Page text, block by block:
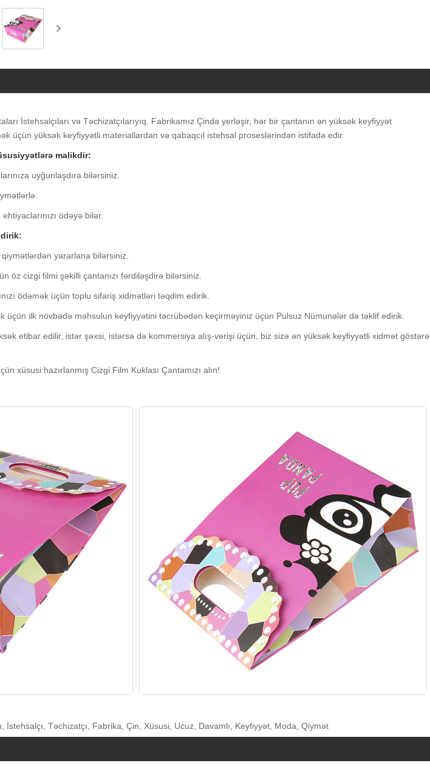
İstehsalçıları və Təchizatçılarıyıq. Fabrikamız Çində yerləşir, hər bir çantanın ən yüksək keyfiyyət
üçün yüksək keyfiyyətli materiallardan və qabaqcıl istehsal proseslərindən istifadə edir.
malikdir:
uyğunlaşdıra bilərsiniz.
ödəyə bilər.
qiymətlərdən yararlana bilərsiniz.
öz cizgi filmi şəkilli çantanızı fərdiləşdirə bilərsiniz.
ödəmək üçün toplu sifariş xidmətləri təqdim edirik.
üçün ilk növbədə məhsulun keyfiyyətini təcrübədən keçirməyiniz üçün Pulsuz Nümunələr də təklif edirik.
etibar edilir, istər şəxsi, istərsə də kommersiya alış-verişi üçün, biz sizə ən yüksək keyfiyyətli xidmət göstərə
xüsusi hazırlanmış Cizgi Film Kuklası Çantamızı alın!
İstehsalçı, Təchizatçı, Fabrika, Çin, Xüsusi, Ucuz, Davamlı, Keyfiyyət, Moda, Qiymət